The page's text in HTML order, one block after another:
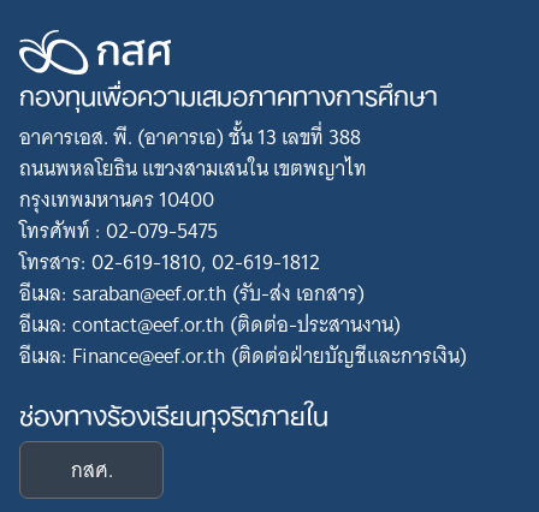
กองทุนเพื่อความเสมอภาคทางการศึกษา
อาคารเอส. พี. (อาคารเอ) ชั้น 13 เลขที่ 388
ถนนพหลโยธิน แขวงสามเสนใน เขตพญาไท
กรุงเทพมหานคร 10400
โทรศัพท์ : 02-079-5475
โทรสาร: 02-619-1810, 02-619-1812
อีเมล: saraban@eef.or.th (รับ-ส่ง เอกสาร)
อีเมล: contact@eef.or.th (ติดต่อ-ประสานงาน)
อีเมล: Finance@eef.or.th (ติดต่อฝ่ายบัญชีและการเงิน)
ช่องทางร้องเรียนทุจริตภายใน
กสศ.